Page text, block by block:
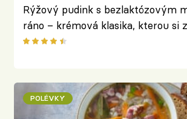
Rýžový pudink s bezlaktózovým
ráno – krémová klasika, kterou si
POLÉVKY